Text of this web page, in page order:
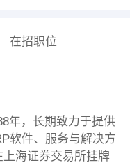
在招职位
年，长期致力于提供
软件、服务与解决方
海证券交易所挂牌